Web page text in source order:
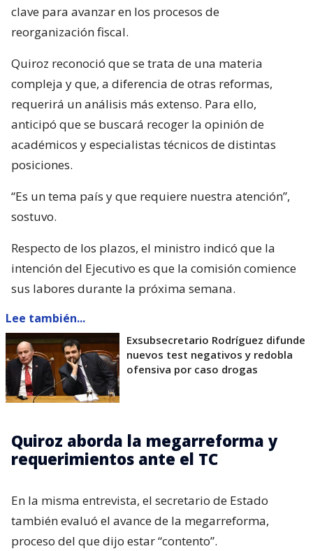
clave para avanzar en los procesos de
reorganización fiscal.
Quiroz reconoció que se trata de una materia
compleja y que, a diferencia de otras reformas,
requerirá un análisis más extenso. Para ello,
anticipó que se buscará recoger la opinión de
académicos y especialistas técnicos de distintas
posiciones.
“Es un tema país y que requiere nuestra atención”,
sostuvo.
Respecto de los plazos, el ministro indicó que la
intención del Ejecutivo es que la comisión comience
sus labores durante la próxima semana.
Lee también...
Exsubsecretario Rodríguez difunde
nuevos test negativos y redobla
ofensiva por caso drogas
Quiroz aborda la megarreforma y
requerimientos ante el TC
En la misma entrevista, el secretario de Estado
también evaluó el avance de la megarreforma,
proceso del que dijo estar “contento”.